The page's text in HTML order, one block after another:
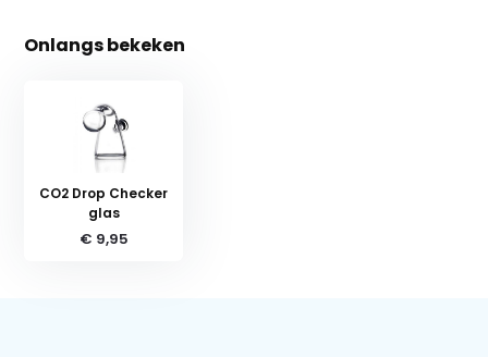
Onlangs bekeken
CO2 Drop Checker
glas
€ 9,95